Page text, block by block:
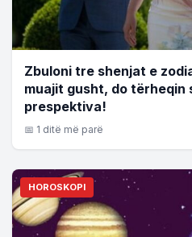
Zbuloni tre shenjat e
muajit gusht, do tërheqin
prespektiva!
📅 1 ditë më parë
HOROSKOPI